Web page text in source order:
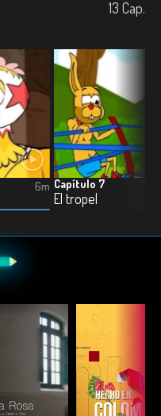
13 Cap.
6m Capítulo 7
El tropel